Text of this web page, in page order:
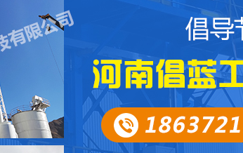
石灰窑自动控制系统
石灰窑点火工艺服务
旋转布料器
圆盘出灰机
两段密封阀